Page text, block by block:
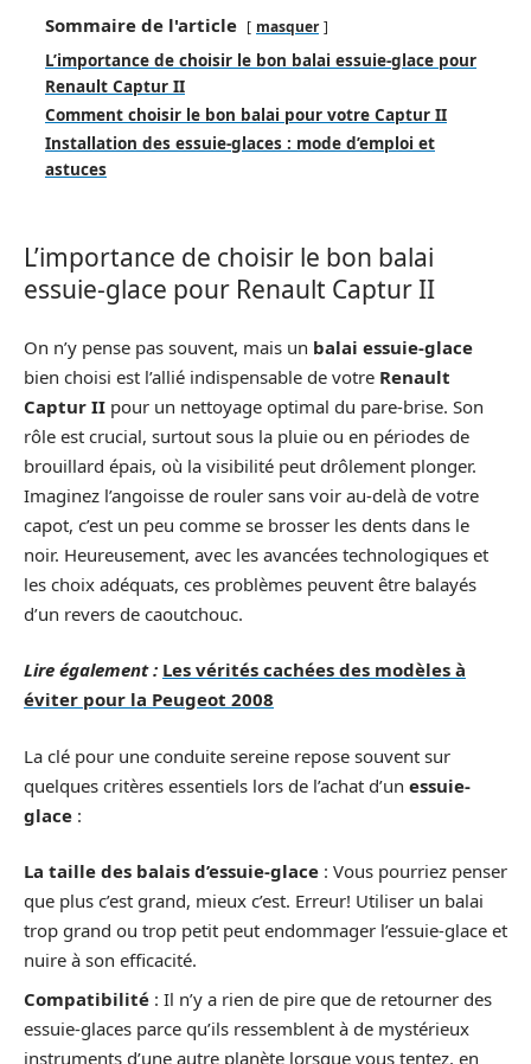
Sommaire de l'article masquer
L’importance de choisir le bon balai essuie-glace pour
Renault Captur II
Comment choisir le bon balai pour votre Captur II
Installation des essuie-glaces : mode d’emploi et
astuces
L’importance de choisir le bon balai
essuie-glace pour Renault Captur II
On n’y pense pas souvent, mais un balai essuie-glace
bien choisi est l’allié indispensable de votre Renault
Captur II pour un nettoyage optimal du pare-brise. Son
rôle est crucial, surtout sous la pluie ou en périodes de
brouillard épais, où la visibilité peut drôlement plonger.
Imaginez l’angoisse de rouler sans voir au-delà de votre
capot, c’est un peu comme se brosser les dents dans le
noir. Heureusement, avec les avancées technologiques et
les choix adéquats, ces problèmes peuvent être balayés
d’un revers de caoutchouc.
Lire également : Les vérités cachées des modèles à
éviter pour la Peugeot 2008
La clé pour une conduite sereine repose souvent sur
quelques critères essentiels lors de l’achat d’un essuie-
glace :
La taille des balais d’essuie-glace : Vous pourriez penser
que plus c’est grand, mieux c’est. Erreur! Utiliser un balai
trop grand ou trop petit peut endommager l’essuie-glace et
nuire à son efficacité.
Compatibilité : Il n’y a rien de pire que de retourner des
essuie-glaces parce qu’ils ressemblent à de mystérieux
instruments d’une autre planète lorsque vous tentez, en